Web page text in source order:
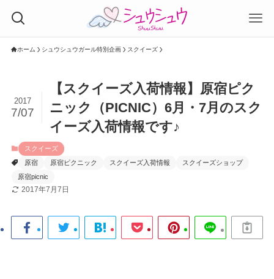
ホーム シュウシュウガール特別企画 スクイーズ
【スクイーズ入荷情報】原宿ピク
ニック（PICNIC）6月・7月のスク
イーズ入荷情報です♪
2017
7/07
スクイーズ
原宿
原宿ピクニック スクイーズ入荷情報
スクイーズショップ
原宿picnic
2017年7月7日